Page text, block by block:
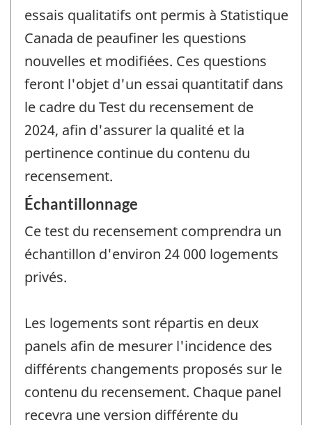
essais qualitatifs ont permis à Statistique
Canada de peaufiner les questions
nouvelles et modifiées. Ces questions
feront l'objet d'un essai quantitatif dans
le cadre du Test du recensement de
2024, afin d'assurer la qualité et la
pertinence continue du contenu du
recensement.
Échantillonnage
Ce test du recensement comprendra un
échantillon d'environ 24 000 logements
privés.
Les logements sont répartis en deux
panels afin de mesurer l'incidence des
différents changements proposés sur le
contenu du recensement. Chaque panel
recevra une version différente du